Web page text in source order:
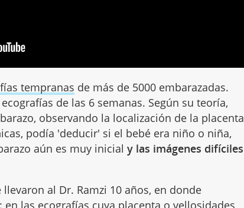
tempranas de más de 5000 embarazadas.
de las 6 semanas. Según su teoría,
observando la localización de la placenta
podía 'deducir' si el bebé era niño o niña,
aún es muy inicialy las imágenes difíciles
al Dr. Ramzi 10 años, en donde